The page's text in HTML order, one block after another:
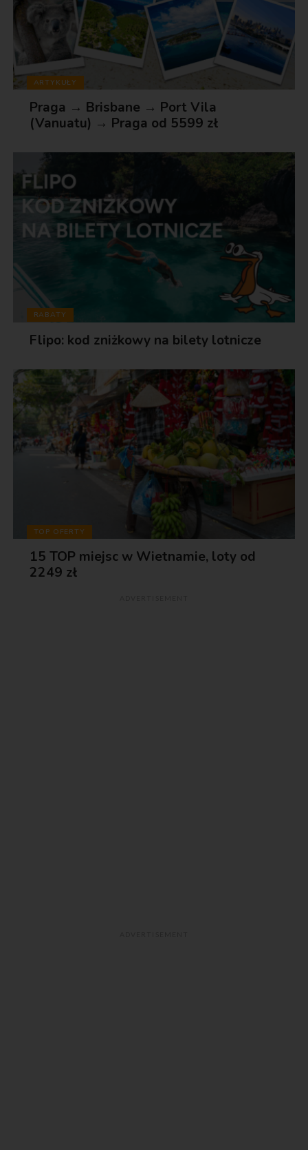
ARTYKUŁY
Praga → Brisbane → Port Vila
(Vanuatu) → Praga od 5599 zł
RABATY
Flipo: kod zniżkowy na bilety lotnicze
TOP OFERTY
15 TOP miejsc w Wietnamie, loty od
2249 zł